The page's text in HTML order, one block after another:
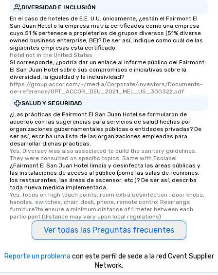
DIVERSIDAD E INCLUSIÓN
En el caso de hoteles de E.E. U.U. únicamente, ¿están el Fairmont El
San Juan Hotel o la empresa matriz certificados como una empresa
cuyo 51 % pertenece a propietarios de grupos diversos (51% diverse
owned business enterprise, BE)? De ser así, indique como cuál de las
siguientes empresas está certificado.
Hotel not in the United States
Si corresponde, ¿podría dar un enlace al informe público del Fairmont
El San Juan Hotel sobre sus compromisos e iniciativas sobre la
diversidad, la igualdad y la inclusividad?
https://group.accor.com/-/media/Corporate/Investors/Documents-
de-reference/OPT_ACCOR_DEU_2021_MEL_US_300322.pdf
SALUD Y SEGURIDAD
¿Las prácticas de Fairmont El San Juan Hotel se formularon de
acuerdo con las sugerencias para servicios de salud hechas por
organizaciones gubernamentales públicas o entidades privadas? De
ser así, escriba una lista de las organizaciones empleadas para
desarrollar dichas prácticas.
Yes, Diversey was also associated to build the sanitary guidelines.
They were consulted on specific topics. Same with Ecolabel
¿Fairmont El San Juan Hotel limpia y desinfecta las áreas públicas y
las instalaciones de acceso al público (como las salas de reuniones,
los restaurantes, las áreas de ascensor, etc.)? De ser así, describa
toda nueva medida implementada.
Yes, focus on high touch points, room extra desinfection : door knobs,
handles, switches, chair, desk, phone, remote control Rearrange
furniture?to ensure a minimum distance of 1 meter between each
participant (distance may vary upon local regulations)
Ver todas las Preguntas frecuentes
Reporte un problema con este perfil de sede a la red Cvent Supplier
Network.